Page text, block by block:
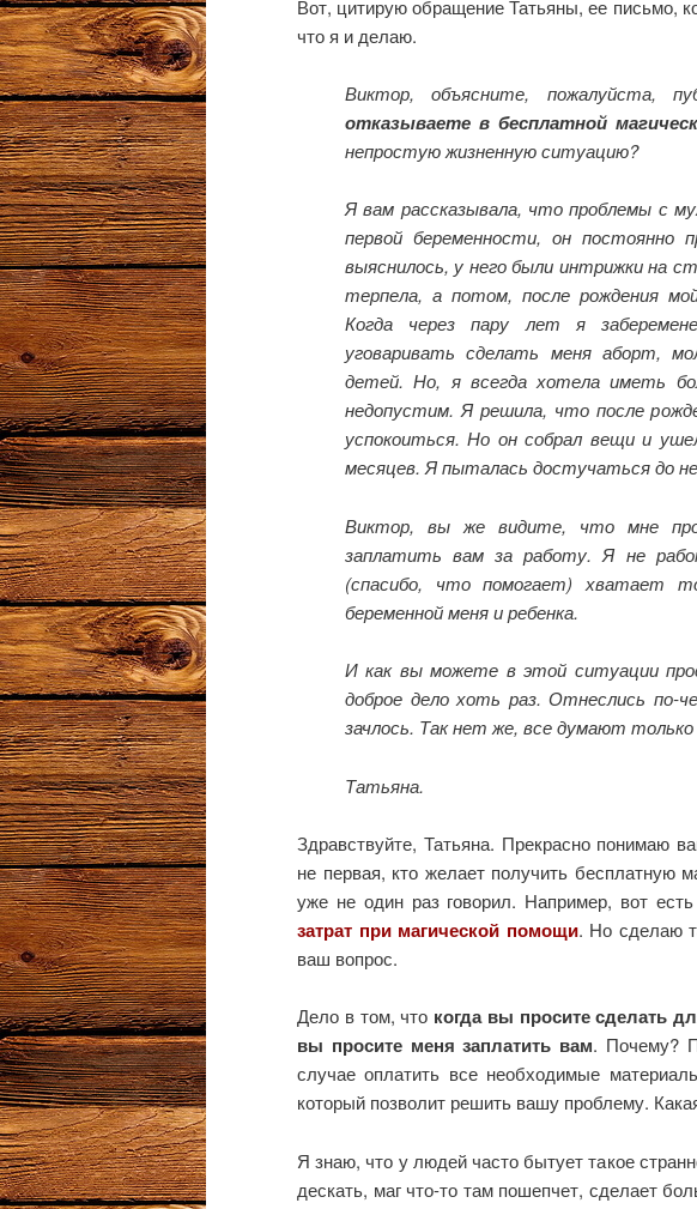
Вот, цитирую обращение Татьяны, ее письмо,
что я и делаю.
Виктор, объясните, пожалуйста,
отказываете в бесплатной
непростую жизненную ситуацию?
Я вам рассказывала, что проблемы с
первой беременности, он постоянно
выяснилось, у него были интрижки на
терпела, а потом, после рождения
Когда через пару лет я
уговаривать сделать меня аборт,
детей. Но, я всегда хотела иметь
недопустим. Я решила, что после
успокоиться. Но он собрал вещи и
месяцев. Я пыталась достучаться до
Виктор, вы же видите, что мне
заплатить вам за работу. Я не
(спасибо, что помогает) хватает
беременной меня и ребенка.
И как вы можете в этой ситуации
доброе дело хоть раз. Отнеслись по-
зачлось. Так нет же, все думают только
Татьяна.
Здравствуйте, Татьяна. Прекрасно понимаю
не первая, кто желает получить бесплатную
уже не один раз говорил. Например, вот
затрат при магической помощи. Но сделаю
ваш вопрос.
Дело в том, что когда вы просите сделать
вы просите меня заплатить вам. Почему?
случае оплатить все необходимые
который позволит решить вашу проблему.
Я знаю, что у людей часто бытует такое
дескать, маг что-то там пошепчет, сделает